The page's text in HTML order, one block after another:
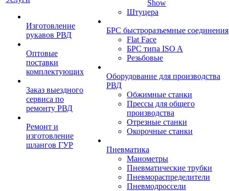
Изготовление
рукавов РВД
Оптовые
поставки
комплектующих
Заказ выездного
сервиса по
ремонту РВД
Ремонт и
изготовление
шлангов ГУР
Show
Штуцера
БРС быстроразъемные соединения
Flat Face
БРС типа ISO A
Резьбовые
Оборудование для производства
РВД
Обжимные станки
Прессы для общего
производства
Отрезные станки
Окорочные станки
Пневматика
Манометры
Пневматические трубки
Пневмораспределители
Пневмодроссели